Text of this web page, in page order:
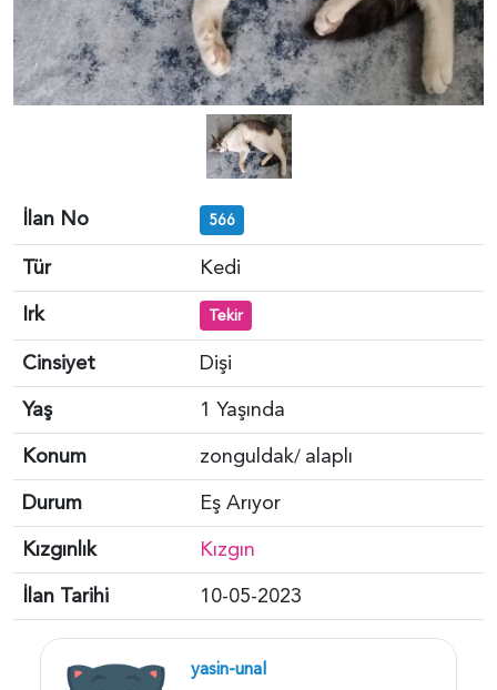
İlan No 566
Tür
Kedi
Irk
Tekir
Cinsiyet
Dişi
Yaş
1 Yaşında
Konum
zonguldak/ alaplı
Durum
Eş Arıyor
Kızgınlık
Kızgın
İlan Tarihi
10-05-2023
yasin-unal